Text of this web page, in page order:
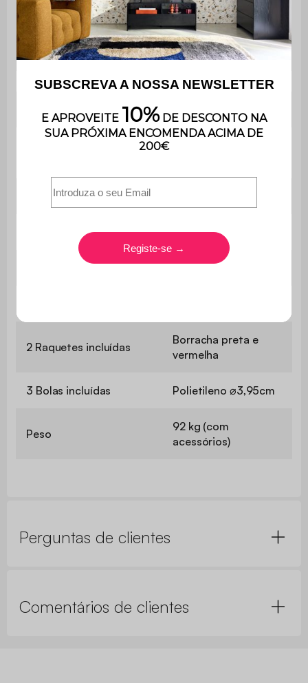
bandeja
15 mm
Cor Verde caqui
Garantia 3 anos
Dimensões do produto
Altura da rede
MDF 15mm
Estrutura de metal 20 x 50 cm
2 Raquetes incluídas
Borracha preta e
vermelha
3 Bolas incluídas Polietileno ⌀3,95cm
Peso
92 kg (com
acessórios)
Perguntas de clientes
Comentários de clientes